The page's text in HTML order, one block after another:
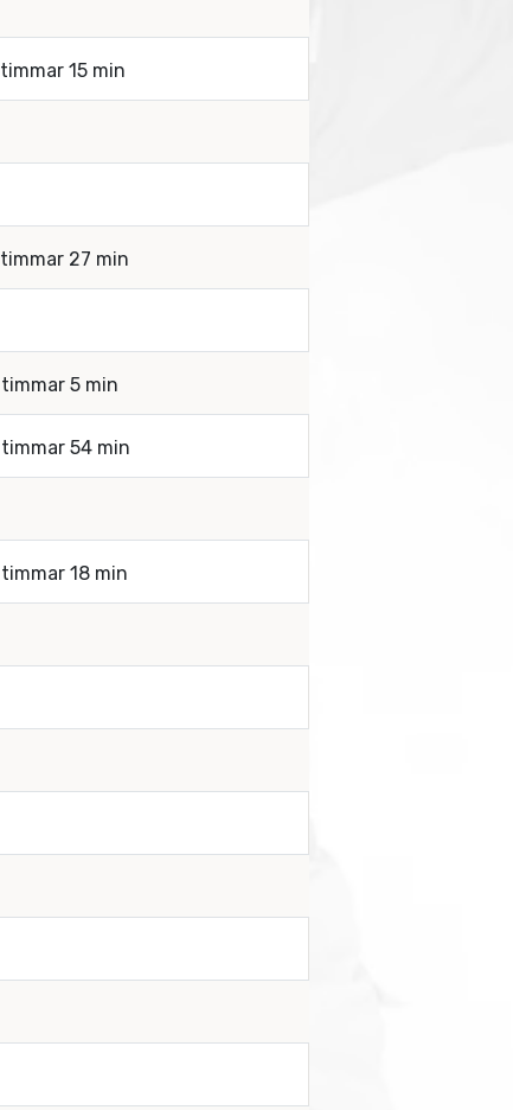
15 min
27 min
5 min
54 min
18 min